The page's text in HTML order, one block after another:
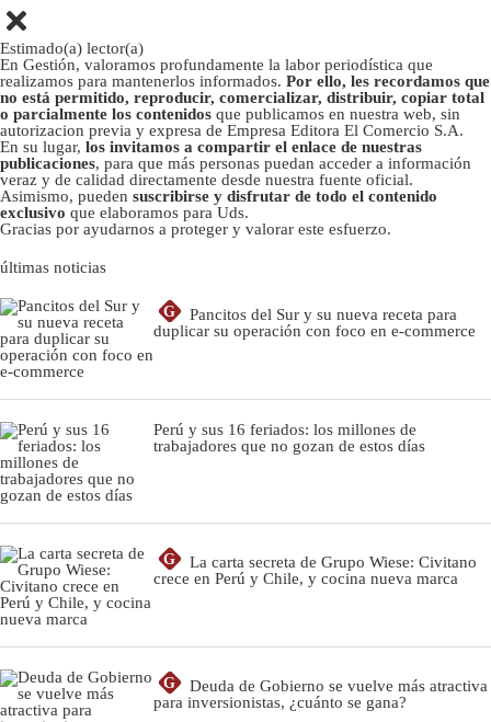
Estimado(a) lector(a)
En Gestión, valoramos profundamente la labor periodística que
realizamos para mantenerlos informados. Por ello, les recordamos que
no está permitido, reproducir, comercializar, distribuir, copiar total
o parcialmente los contenidos que publicamos en nuestra web, sin
autorizacion previa y expresa de Empresa Editora El Comercio S.A.
En su lugar, los invitamos a compartir el enlace de nuestras
publicaciones, para que más personas puedan acceder a información
veraz y de calidad directamente desde nuestra fuente oficial.
Asimismo, pueden suscribirse y disfrutar de todo el contenido
exclusivo que elaboramos para Uds.
Gracias por ayudarnos a proteger y valorar este esfuerzo.
últimas noticias
G
Pancitos del Sur y su nueva receta para
duplicar su operación con foco en e-commerce
Perú y sus 16 feriados: los millones de
trabajadores que no gozan de estos días
G
La carta secreta de Grupo Wiese: Civitano
crece en Perú y Chile, y cocina nueva marca
G
Deuda de Gobierno se vuelve más atractiva
para inversionistas, ¿cuánto se gana?